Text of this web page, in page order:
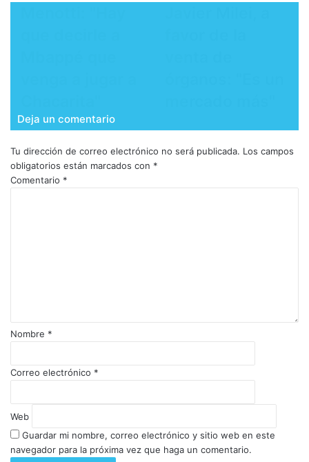
Deja un comentario
Tu dirección de correo electrónico no será publicada. Los campos
obligatorios están marcados con *
Comentario *
Nombre *
Correo electrónico *
Web
Guardar mi nombre, correo electrónico y sitio web en este
navegador para la próxima vez que haga un comentario.